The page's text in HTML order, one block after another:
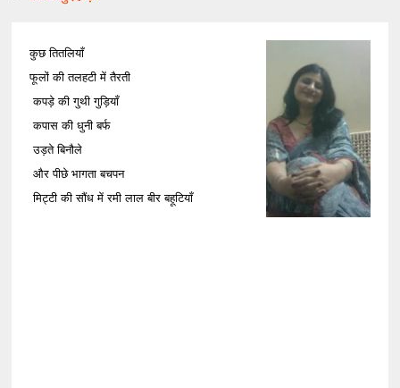
कुछ तितलियाँ
फूलों की तलहटी में तैरती
कपड़े की गुथी गुड़ियाँ
कपास की धुनी बर्फ
उड़ते बिनौले
और पीछे भागता बचपन
मिट्टी की सौंध में रमी लाल बीर बहूटियाँ